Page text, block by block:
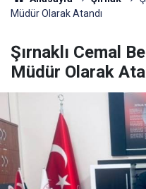
Müdür Olarak Atandı
Şırnaklı Cemal
Müdür Olarak